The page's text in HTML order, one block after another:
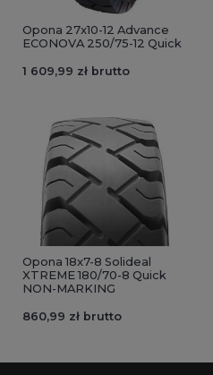
Opona 27x10-12 Advance
ECONOVA 250/75-12 Quick
1 609,99 zł brutto
Opona 18x7-8 Solideal
XTREME 180/70-8 Quick
NON-MARKING
860,99 zł brutto